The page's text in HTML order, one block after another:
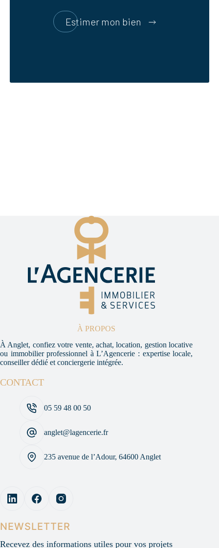
Estimer mon bien
À PROPOS
À Anglet, confiez votre vente, achat, location, gestion locative
ou immobilier professionnel à L’Agencerie : expertise locale,
conseiller dédié et conciergerie intégrée.
CONTACT
05 59 48 00 50
anglet@lagencerie.fr
235 avenue de l’Adour, 64600 Anglet
NEWSLETTER
Recevez des informations utiles pour vos projets